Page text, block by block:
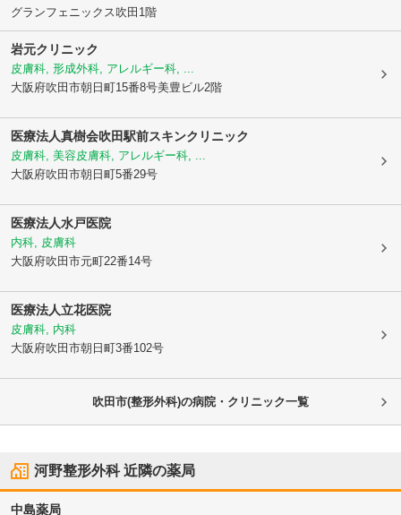
グランフェニックス吹田1階
岩元クリニック
皮膚科, 形成外科, アレルギー科, ...
大阪府吹田市朝日町15番8号美豊ビル2階
医療法人真樹会吹田駅前スキンクリニック
皮膚科, 美容皮膚科, アレルギー科, ...
大阪府吹田市朝日町5番29号
医療法人水戸医院
内科, 皮膚科
大阪府吹田市元町22番14号
医療法人立花医院
皮膚科, 内科
大阪府吹田市朝日町3番102号
吹田市(整形外科)の病院・クリニック一覧
河野整形外科近隣の薬局
中島薬局